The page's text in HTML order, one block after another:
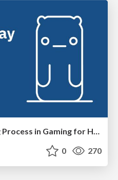
Groundhog Day: Seeking Process in Gaming for Health
0 270